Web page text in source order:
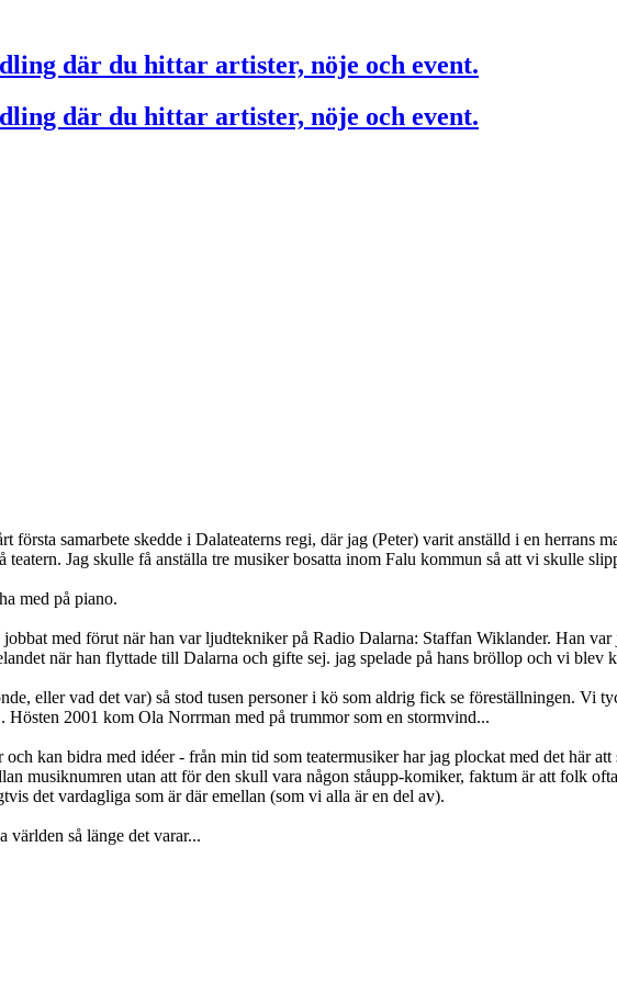
där du hittar artister, nöje och event.
där du hittar artister, nöje och event.
samarbete skedde i Dalateaterns regi, där jag (Peter) varit anställd i en herrans
Jag skulle få anställa tre musiker bosatta inom Falu kommun så att vi skulle
med på piano.
med förut när han var ljudtekniker på Radio Dalarna: Staffan Wiklander. Han
när han flyttade till Dalarna och gifte sej. jag spelade på hans bröllop och vi blev
eller vad det var) så stod tusen personer i kö som aldrig fick se föreställningen. Vi
2001 kom Ola Norrman med på trummor som en stormvind...
kan bidra med idéer - från min tid som teatermusiker har jag plockat med det här att
musiknumren utan att för den skull vara någon ståupp-komiker, faktum är att folk
det vardagliga som är där emellan (som vi alla är en del av).
så länge det varar...